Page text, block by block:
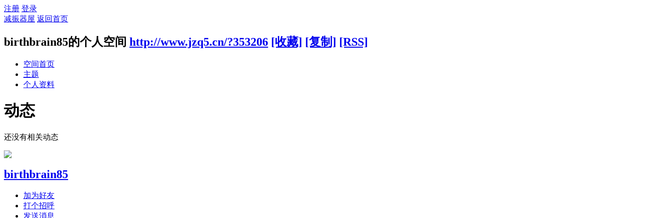
注册 登录
减振器屋 返回首页
birthbrain85的个人空间 http://www.jzq5.cn/?353206 [收藏] [复制] [RSS]
空间首页
主题
个人资料
动态
还没有相关动态
birthbrain85
加为好友
打个招呼
发送消息